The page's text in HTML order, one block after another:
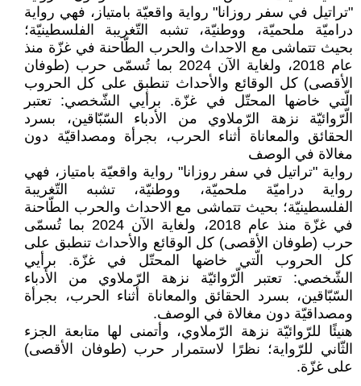
"تراتيل في سفر روزانا" رواية واقعيّة بامتياز، فهي رواية
دراميّة ملحميّة، ووطنيّة، تشبه التّغريبة الفلسطينيّة؛
بحيث تتماشى مع الاحداث والحرب الطّاحنة في غزّة منذ
عام 2018، ولغاية الآن 2024 بما تُسمّى حرب (طوفان
الأقصى) كل الوقائع والأحداث تنطبق على كل الحروب
الّتي خاضها المحتّل في غزّة. برأيي الشّخصي: تعتبر
الّرّوائيّة نزهة الرّملاوي من الأدباء السّبّاقين، بسرد
الحقائق والمعاناة أثناء الحرب، بجرأة ومصداقيّة دون
مغالاة في الوصف
رواية "تراتيل في سفر روزانا" رواية واقعيّة بامتياز، فهي
رواية دراميّة ملحميّة، ووطنيّة، تشبه التّغريبة
الفلسطينيّة؛ بحيث تتماشى مع الاحداث والحرب الطّاحنة
في غزّة منذ عام 2018، ولغاية الآن 2024 بما تُسمّى
حرب (طوفان الأقصى) كل الوقائع والأحداث تنطبق على
كل الحروب الّتي خاضها المحتّل في غزّة. برأيي
الشّخصي: تعتبر الّرّوائيّة نزهة الرّملاوي من الأدباء
السّبّاقين، بسرد الحقائق والمعاناة أثناء الحرب، بجرأة
ومصداقيّة دون مغالاة في الوصف.
هنيئًا للرّوائيّة نزهة الرّملاوي، وأتمنى لها متابعة الجزء
الثّاني للرّواية؛ نظرًا لاستمرار حرب (طوفان الأقصى)
على غزّة.